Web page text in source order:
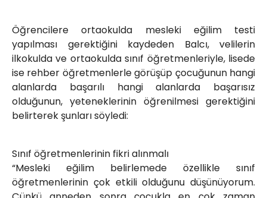
Öğrencilere ortaokulda mesleki eğilim testi
yapılması gerektiğini kaydeden Balcı, velilerin
ilkokulda ve ortaokulda sınıf öğretmenleriyle, lisede
ise rehber öğretmenlerle görüşüp çocuğunun hangi
alanlarda başarılı hangi alanlarda başarısız
olduğunun, yeteneklerinin öğrenilmesi gerektiğini
belirterek şunları söyledi:
Sınıf öğretmenlerinin fikri alınmalı
“Mesleki eğilim belirlemede özellikle sınıf
öğretmenlerinin çok etkili olduğunu düşünüyorum.